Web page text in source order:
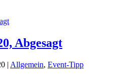
Abgesagt
| Allgemein, Event-Tipp